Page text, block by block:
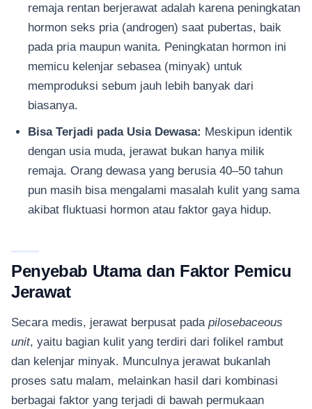
remaja rentan berjerawat adalah karena peningkatan
hormon seks pria (androgen) saat pubertas, baik
pada pria maupun wanita. Peningkatan hormon ini
memicu kelenjar sebasea (minyak) untuk
memproduksi sebum jauh lebih banyak dari
biasanya.
Bisa Terjadi pada Usia Dewasa: Meskipun identik
dengan usia muda, jerawat bukan hanya milik
remaja. Orang dewasa yang berusia 40–50 tahun
pun masih bisa mengalami masalah kulit yang sama
akibat fluktuasi hormon atau faktor gaya hidup.
Penyebab Utama dan Faktor Pemicu
Jerawat
Secara medis, jerawat berpusat pada pilosebaceous
unit, yaitu bagian kulit yang terdiri dari folikel rambut
dan kelenjar minyak. Munculnya jerawat bukanlah
proses satu malam, melainkan hasil dari kombinasi
berbagai faktor yang terjadi di bawah permukaan